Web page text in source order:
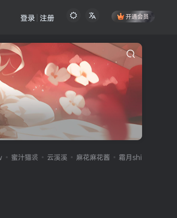
开通会员
登录 注册
蜜汁猫裘 云溪溪 麻花麻花酱 霜月shimo